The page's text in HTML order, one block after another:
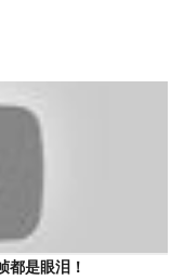
都是眼泪！